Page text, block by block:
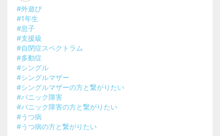
#外遊び
#1年生
#息子
#支援級
#自閉症スペクトラム
#多動症
#シングル
#シングルマザー
#シングルマザーの方と繋がりたい
#パニック障害
#パニック障害の方と繋がりたい
#うつ病
#うつ病の方と繋がりたい